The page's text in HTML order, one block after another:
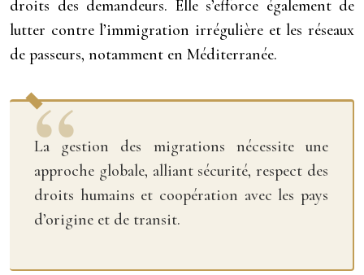
droits des demandeurs. Elle s’efforce également de
lutter contre l’immigration irrégulière et les réseaux
de passeurs, notamment en Méditerranée.
La gestion des migrations nécessite une
approche globale, alliant sécurité, respect des
droits humains et coopération avec les pays
d’origine et de transit.